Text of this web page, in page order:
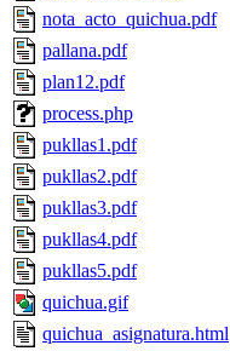
nota_acto_quichua.pdf
pallana.pdf
plan12.pdf
process.php
pukllas1.pdf
pukllas2.pdf
pukllas3.pdf
pukllas4.pdf
pukllas5.pdf
quichua.gif
quichua_asignatura.html